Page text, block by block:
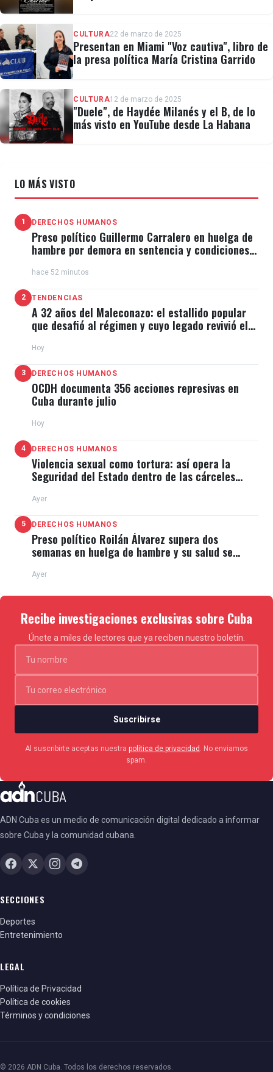
CULTURA22 de marzo de 2025
Presentan en Miami "Voz cautiva", libro de
la presa política María Cristina Garrido
CULTURA12 de marzo de 2025
"Duele", de Haydée Milanés y el B, de lo
más visto en YouTube desde La Habana
LO MÁS VISTO
1 DERECHOS HUMANOS
Preso político Guillermo Carralero en huelga de
hambre por demora en sentencia y condiciones
hace 52 minutos
2 TENDENCIAS
A 32 años del Maleconazo: el estallido popular
que desafió al régimen y cuyo legado revivió el
Hoy
3 DERECHOS HUMANOS
OCDH documenta 356 acciones represivas en
Cuba durante julio
Hoy
4 DERECHOS HUMANOS
Violencia sexual como tortura: así opera la
Seguridad del Estado dentro de las cárceles
Ayer
5 DERECHOS HUMANOS
Preso político Roilán Álvarez supera dos
semanas en huelga de hambre y su salud se
Ayer
Recibe investigaciones exclusivas sobre Cuba
Únete a miles de lectores que ya reciben nuestro boletín.
Suscribirse
Al suscribirte aceptas nuestra política de privacidad
. No enviamos
spam.
ADN Cuba es un medio de comunicación digital dedicado a informar
sobre Cuba y la comunidad cubana.
SECCIONES
Deportes
Entretenimiento
LEGAL
Política de Privacidad
Política de cookies
Términos y condiciones
© 2026 ADN Cuba. Todos los derechos reservados.